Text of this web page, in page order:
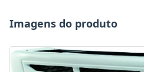
Imagens do produto